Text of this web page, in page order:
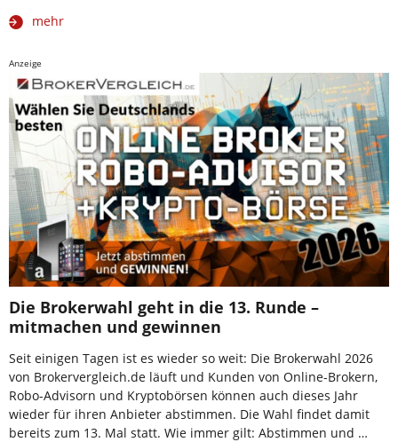
mehr
Anzeige
Die Brokerwahl geht in die 13. Runde –
mitmachen und gewinnen
Seit einigen Tagen ist es wieder so weit: Die Brokerwahl 2026
von Brokervergleich.de läuft und Kunden von Online-Brokern,
Robo-Advisorn und Kryptobörsen können auch dieses Jahr
wieder für ihren Anbieter abstimmen. Die Wahl findet damit
bereits zum 13. Mal statt. Wie immer gilt: Abstimmen und …